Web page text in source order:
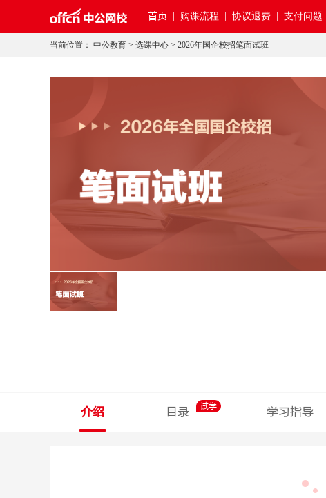
首页 购课流程 | 协议退费 | 支付问题 |
当前位置： 中公教育 > 选课中心 > 2026年国企校招笔面试班
介绍 目录 试学 学习指导